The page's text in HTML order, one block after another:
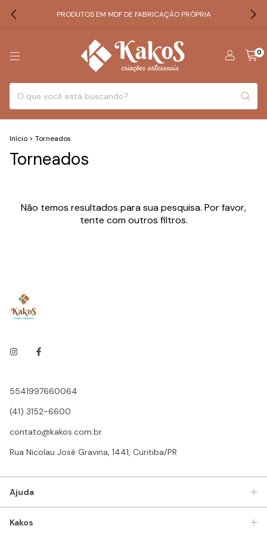
PRODUTOS EM MDF DE FABRICAÇÃO PRÓPRIA
0
Início > Torneados
Torneados
Não temos resultados para sua pesquisa. Por favor,
tente com outros filtros.
5541997660064
(41) 3152-6600
contato@kakos.com.br
Rua Nicolau José Gravina, 1441, Curitiba/PR
Ajuda
Kakos